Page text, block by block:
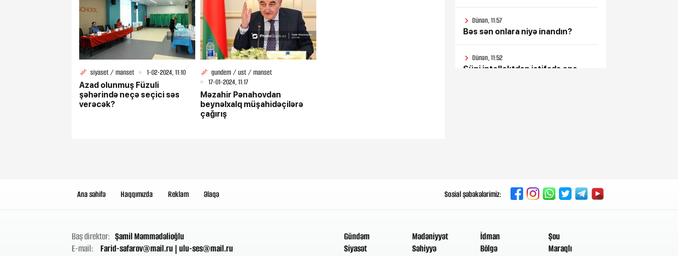
siyaset / manset
1-02-2024, 11:10
Azad olunmuş Füzuli
şəhərində neçə seçici səs
verəcək?
gundem / ust / manset
17-01-2024, 11:17
Məzahir Pənahovdan
beynəlxalq müşahidəçilərə
çağırış
Dünən, 11:57
Bəs sən onlara niyə inandın?
Dünən, 11:52
Süni intellektdən istifadə ona
Ana səhifə Haqqımızda Reklam Əlaqə Sosial şəbəkələrimiz:
Baş direktor: Şamil Məmmədəlioğlu
E-mail:
Farid-safarov@mail.ru | ulu-ses@mail.ru
Gündəm
Siyasət
Mədəniyyət
Səhiyyə
İdman
Bölgə
Şou
Maraqlı